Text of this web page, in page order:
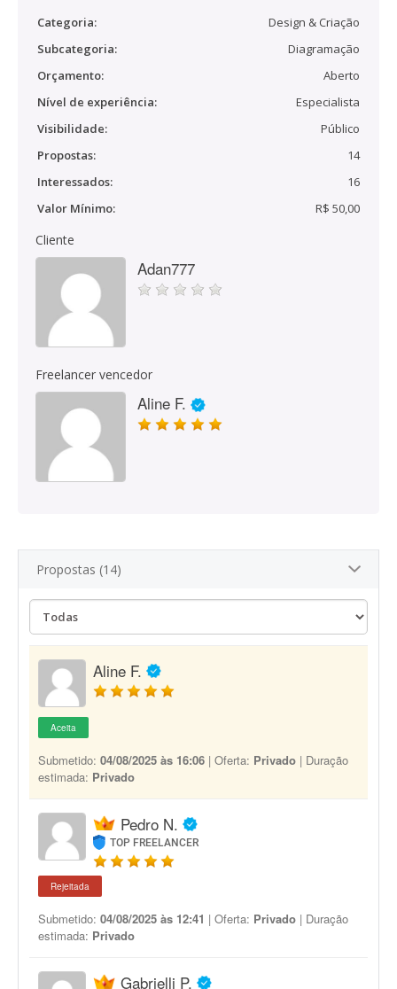
Categoria:
Design & Criação
Subcategoria:
Diagramação
Orçamento:
Aberto
Nível de experiência:
Especialista
Visibilidade:
Público
Propostas:
14
Interessados:
16
Valor Mínimo:
R$ 50,00
Cliente
Adan777
Freelancer vencedor
Aline F.
Propostas (14)
Aline F.
Aceita
Submetido: 04/08/2025 às 16:06 | Oferta: Privado | Duração
estimada: Privado
Pedro N.
TOP FREELANCER
Rejeitada
Submetido: 04/08/2025 às 12:41 | Oferta: Privado | Duração
estimada: Privado
Gabrielli P.